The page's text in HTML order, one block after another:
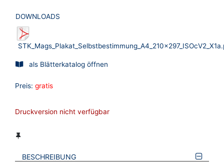
DOWNLOADS
als Blätterkatalog öffnen
Preis: gratis
Druckversion nicht verfügbar
BESCHREIBUNG